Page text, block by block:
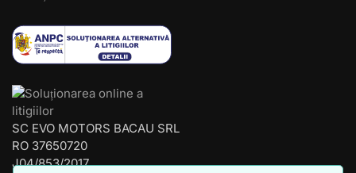
SC EVO MOTORS BACAU SRL
RO 37650720
J04/853/2017